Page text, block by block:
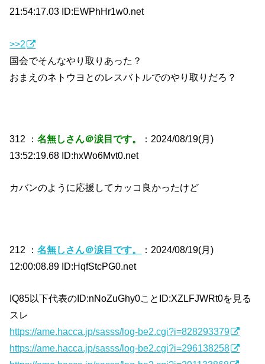
21:54:17.03 ID:EWPhHr1w0.net
>>2
国会でそんなやり取りあった？
おまえのネトウヨとのレスバトルでのやり取りだろ？
312 ：名無しさん＠涙目です。
：2024/08/19(月)
13:52:19.68 ID:hxWo6Mvt0.net
カバンのように応援してカッコ良かったけど
212 ：名無しさん＠涙目です。
：2024/08/19(月)
12:00:08.89 ID:HqfStcPG0.net
IQ85以下代表のID:nNoZuGhy0ことID:XZLFJWRt0を見る
スレ
https://ame.hacca.jp/sasss/log-be2.cgi?i=828293379
https://ame.hacca.jp/sasss/log-be2.cgi?i=296138258